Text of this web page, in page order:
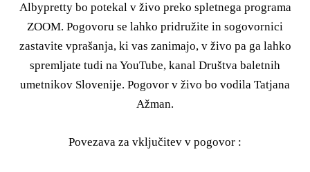
Albypretty bo potekal v živo preko spletnega programa
ZOOM. Pogovoru se lahko pridružite in sogovornici
zastavite vprašanja, ki vas zanimajo, v živo pa ga lahko
spremljate tudi na YouTube, kanal Društva baletnih
umetnikov Slovenije. Pogovor v živo bo vodila Tatjana
Ažman.
Povezava za vključitev v pogovor :